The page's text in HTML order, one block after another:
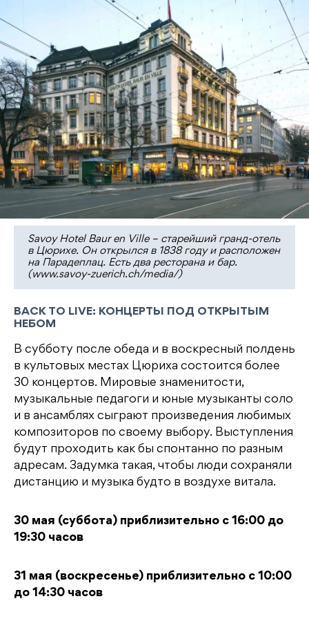
Savoy Hotel Baur en Ville – старейший гранд-отель
в Цюрихе. Он открылся в 1838 году и расположен
на Парадеплац. Есть два ресторана и бар.
(www.savoy-zuerich.ch/media/)
BACK TO LIVE: КОНЦЕРТЫ ПОД ОТКРЫТЫМ
НЕБОМ
В субботу после обеда и в воскресный полдень
в культовых местах Цюриха состоится более
30 концертов. Мировые знаменитости,
музыкальные педагоги и юные музыканты соло
и в ансамблях сыграют произведения любимых
композиторов по своему выбору. Выступления
будут проходить как бы спонтанно по разным
адресам. Задумка такая, чтобы люди сохраняли
дистанцию и музыка будто в воздухе витала.
30 мая (суббота) приблизительно с 16:00 до
19:30 часов
31 мая (воскресенье) приблизительно с 10:00
до 14:30 часов